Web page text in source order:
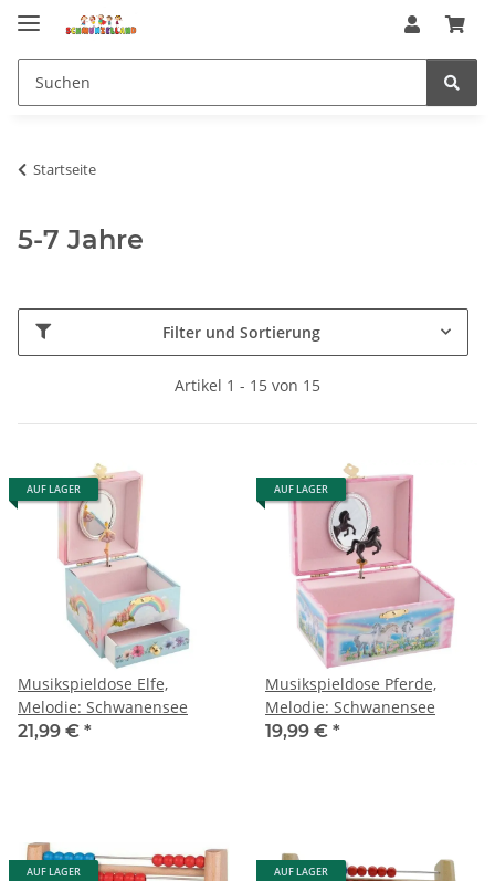
Startseite
5-7 Jahre
Filter und Sortierung
Artikel 1 - 15 von 15
AUF LAGER
Musikspieldose Elfe,
Melodie: Schwanensee
21,99 € *
AUF LAGER
Musikspieldose Pferde,
Melodie: Schwanensee
19,99 € *
AUF LAGER AUF LAGER